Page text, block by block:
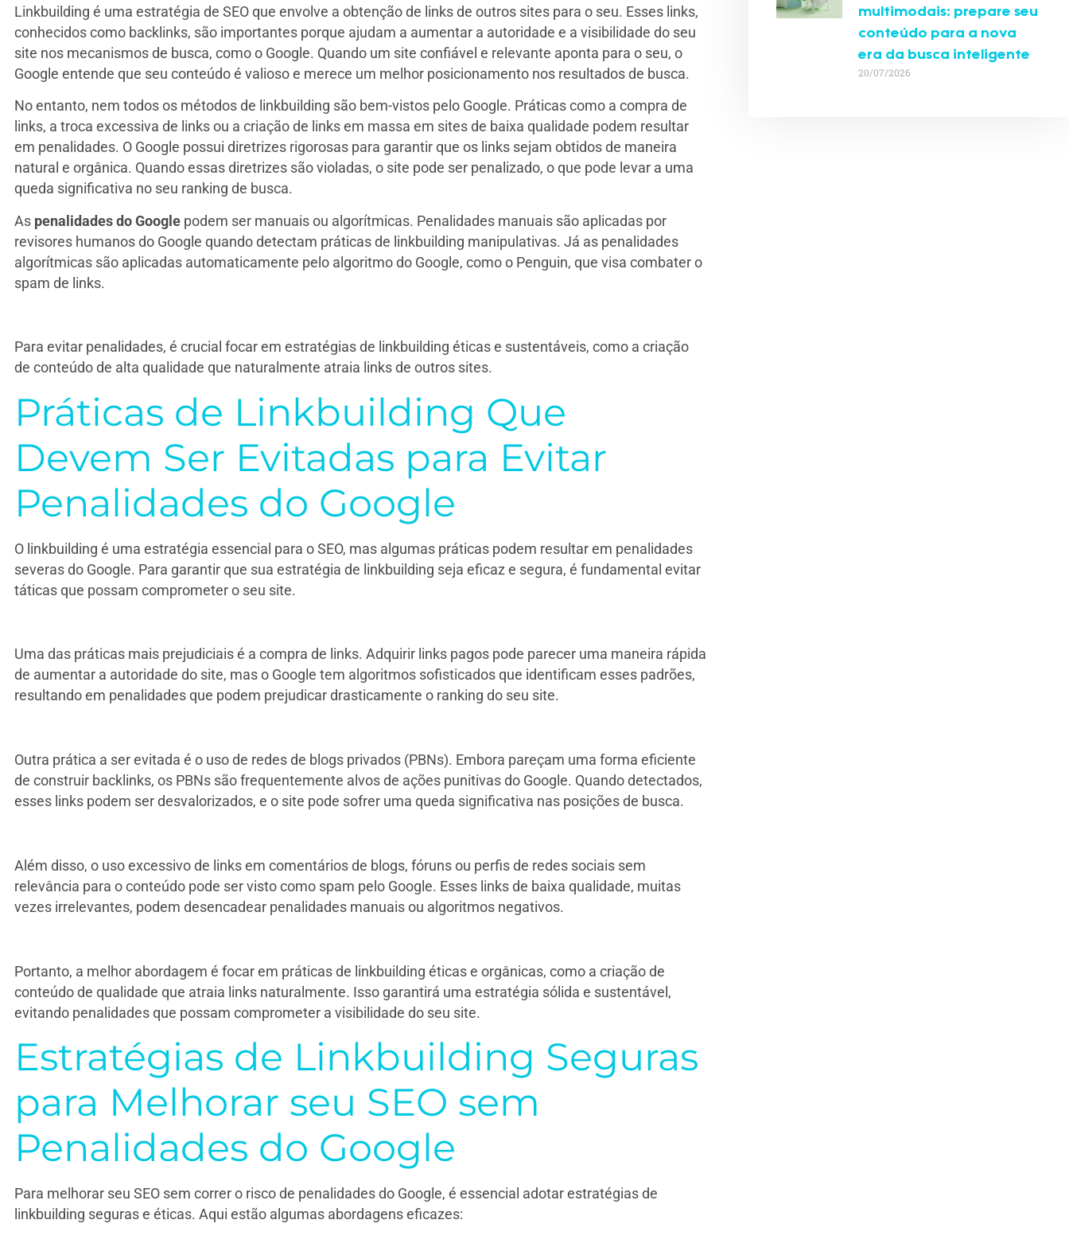
Linkbuilding é uma estratégia de SEO que envolve a obtenção de links de outros sites para o seu. Esses links,
conhecidos como backlinks, são importantes porque ajudam a aumentar a autoridade e a visibilidade do seu
site nos mecanismos de busca, como o Google. Quando um site confiável e relevante aponta para o seu, o
Google entende que seu conteúdo é valioso e merece um melhor posicionamento nos resultados de busca.
No entanto, nem todos os métodos de linkbuilding são bem-vistos pelo Google. Práticas como a compra de
links, a troca excessiva de links ou a criação de links em massa em sites de baixa qualidade podem resultar
em penalidades. O Google possui diretrizes rigorosas para garantir que os links sejam obtidos de maneira
natural e orgânica. Quando essas diretrizes são violadas, o site pode ser penalizado, o que pode levar a uma
queda significativa no seu ranking de busca.
As penalidades do Google podem ser manuais ou algorítmicas. Penalidades manuais são aplicadas por
revisores humanos do Google quando detectam práticas de linkbuilding manipulativas. Já as penalidades
algorítmicas são aplicadas automaticamente pelo algoritmo do Google, como o Penguin, que visa combater o
spam de links.
Para evitar penalidades, é crucial focar em estratégias de linkbuilding éticas e sustentáveis, como a criação
de conteúdo de alta qualidade que naturalmente atraia links de outros sites.
Práticas de Linkbuilding Que
Devem Ser Evitadas para Evitar
Penalidades do Google
O linkbuilding é uma estratégia essencial para o SEO, mas algumas práticas podem resultar em penalidades
severas do Google. Para garantir que sua estratégia de linkbuilding seja eficaz e segura, é fundamental evitar
táticas que possam comprometer o seu site.
Uma das práticas mais prejudiciais é a compra de links. Adquirir links pagos pode parecer uma maneira rápida
de aumentar a autoridade do site, mas o Google tem algoritmos sofisticados que identificam esses padrões,
resultando em penalidades que podem prejudicar drasticamente o ranking do seu site.
Outra prática a ser evitada é o uso de redes de blogs privados (PBNs). Embora pareçam uma forma eficiente
de construir backlinks, os PBNs são frequentemente alvos de ações punitivas do Google. Quando detectados,
esses links podem ser desvalorizados, e o site pode sofrer uma queda significativa nas posições de busca.
Além disso, o uso excessivo de links em comentários de blogs, fóruns ou perfis de redes sociais sem
relevância para o conteúdo pode ser visto como spam pelo Google. Esses links de baixa qualidade, muitas
vezes irrelevantes, podem desencadear penalidades manuais ou algoritmos negativos.
Portanto, a melhor abordagem é focar em práticas de linkbuilding éticas e orgânicas, como a criação de
conteúdo de qualidade que atraia links naturalmente. Isso garantirá uma estratégia sólida e sustentável,
evitando penalidades que possam comprometer a visibilidade do seu site.
Estratégias de Linkbuilding Seguras
para Melhorar seu SEO sem
Penalidades do Google
Para melhorar seu SEO sem correr o risco de penalidades do Google, é essencial adotar estratégias de
linkbuilding seguras e éticas. Aqui estão algumas abordagens eficazes:
multimodais: prepare seu
conteúdo para a nova
era da busca inteligente
20/07/2026